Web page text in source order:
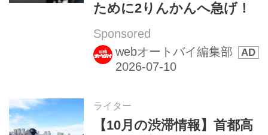
ために2りんかんへ急げ！
Sponsored
webオートバイ編集部
ライター
【10月の渋滞情報】首都高